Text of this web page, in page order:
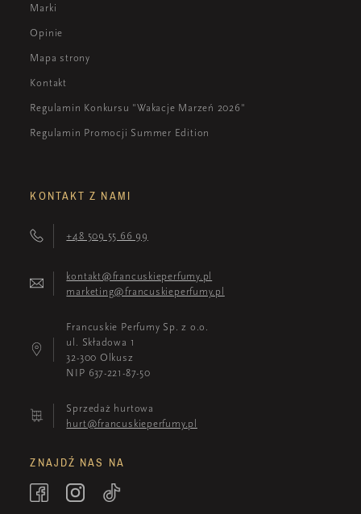
Marki
Opinie
Mapa strony
Kontakt
Regulamin Konkursu "Wakacje Marzeń 2026"
Regulamin Promocji Summer Edition
KONTAKT Z NAMI
+48 509 55 66 99
kontakt@francuskieperfumy.pl
marketing@francuskieperfumy.pl
Francuskie Perfumy Sp. z o.o.
ul. Składowa 1
32-300 Olkusz
NIP 637-221-87-50
Sprzedaż hurtowa
hurt@francuskieperfumy.pl
ZNAJDŹ NAS NA